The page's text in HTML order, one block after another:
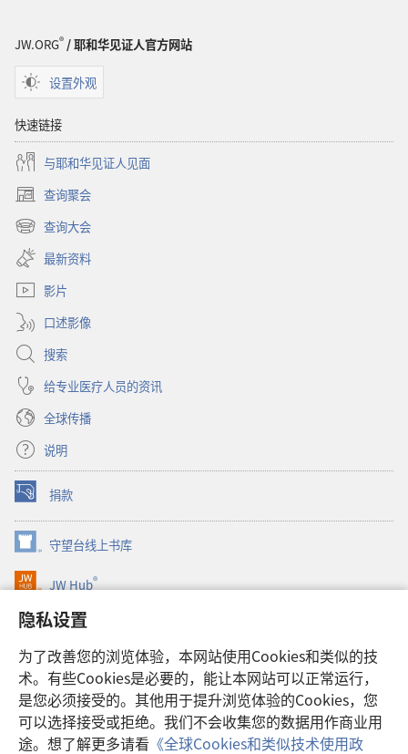
隐私设置
为了改善您的浏览体验，本网站使用Cookies和类似的技
术。有些Cookies是必要的，能让本网站可以正常运行，
是您必须接受的。其他用于提升浏览体验的Cookies，您
可以选择接受或拒绝。我们不会收集您的数据用作商业用
途。想了解更多请看 《全球Cookies和类似技术使用政
JW.ORG®/ 耶和华见证人官方网站
设置外观
快速链接
与耶和华见证人见面
查询聚会
（打
开
新
窗
口）
查询大会
（打
开
新
窗
最新资料
影片
口述影像
搜索
给专业医疗人员的资讯
全球传播
说明
捐款
（打
开
新
窗
口）
守望台线上书库
（打
开
新
口）
JW Hub®
（打
开
新
口）
JW Library®
Watchtower Library